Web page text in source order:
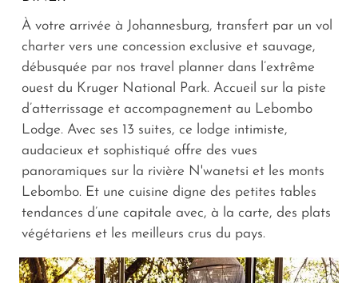
À votre arrivée à Johannesburg, transfert par un vol
charter vers une concession exclusive et sauvage,
débusquée par nos travel planner dans l’extrême
ouest du Kruger National Park. Accueil sur la piste
d’atterrissage et accompagnement au Lebombo
Lodge. Avec ses 13 suites, ce lodge intimiste,
audacieux et sophistiqué offre des vues
panoramiques sur la rivière N'wanetsi et les monts
Lebombo. Et une cuisine digne des petites tables
tendances d’une capitale avec, à la carte, des plats
végétariens et les meilleurs crus du pays.